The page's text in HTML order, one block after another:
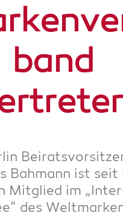
band
Bah­mann ist
Mit­glied im
des